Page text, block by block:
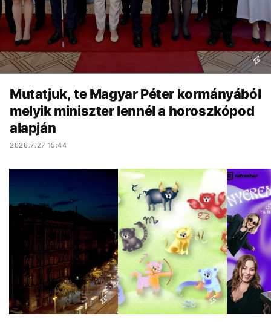
Mutatjuk, te Magyar Péter kormányából
melyik miniszter lennél a horoszkópod
alapján
2026.7.27 15:44